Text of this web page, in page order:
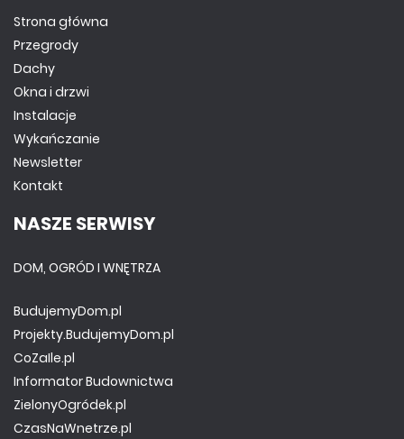
Strona główna
Przegrody
Dachy
Okna i drzwi
Instalacje
Wykańczanie
Newsletter
Kontakt
NASZE SERWISY
DOM, OGRÓD I WNĘTRZA
BudujemyDom.pl
Projekty.BudujemyDom.pl
CoZaIle.pl
Informator Budownictwa
ZielonyOgródek.pl
CzasNaWnetrze.pl